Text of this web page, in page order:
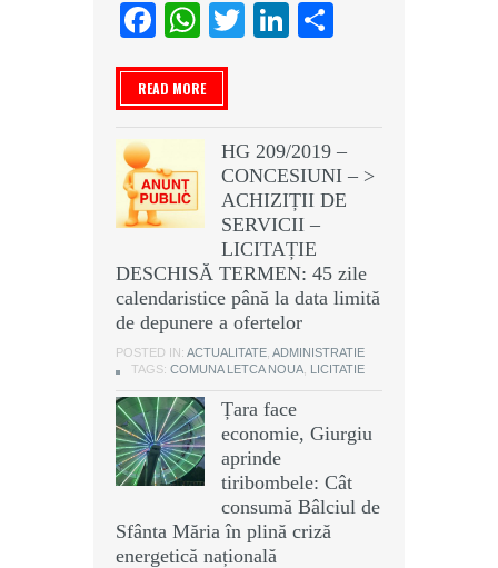
Facebook
WhatsApp
TwitterLinkedIn
READ MORE
HG 209/2019 –
CONCESIUNI – >
ACHIZIȚII DE
SERVICII –
LICITAȚIE
DESCHISĂ TERMEN: 45 zile
calendaristice până la data limită
de depunere a ofertelor
POSTED IN: ACTUALITATE ADMINISTRATIE
TAGS: COMUNA LETCA NOUA LICITATIE
Țara face
economie, Giurgiu
aprinde
tiribombele: Cât
consumă Bâlciul de
Sfânta Măria în plină criză
energetică națională